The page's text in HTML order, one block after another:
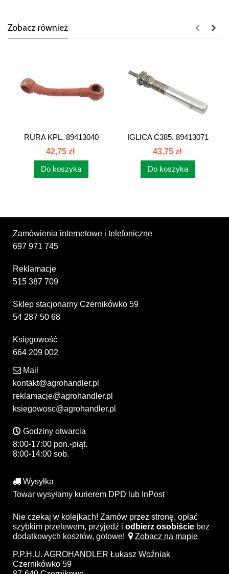
Zobacz również
RURA KPL. 89413040
42,75 zł
Do koszyka
IGLICA C385. 89413071
43,75 zł
Do koszyka
Zamówienia internetowe i telefoniczne
697 971 745
Reklamacje
515 387 709
Sklep stacjonarny Czernikówko 59
54 287 50 68
Księgowość
664 209 002
Mail
kontakt@agrohandler.pl
reklamacje@agrohandler.pl
ksiegowosc@agrohandler.pl
Godziny otwarcia
8:00-17:00 pon.-piąt.
8:00-14:00 sob.
Wysyłka
Towar wysyłamy kurierem DPD lub InPost
Nie czekaj w kolejkach! Zamów przez stronę, opłać
szybkim przelewem, przyjedź i odbierz osobiście bez
dodatkowych kosztów, gotowe!
Zobacz na mapie
P.P.H.U. AGROHANDLER Łukasz Woźniak
Czernikówko 59